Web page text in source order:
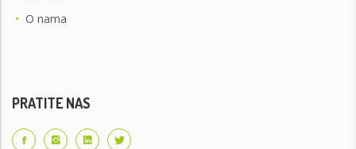
• O nama
PRATITE NAS